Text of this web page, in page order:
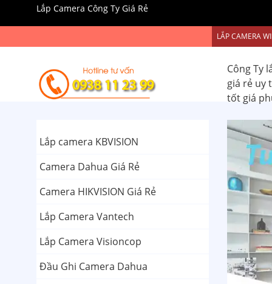
Lắp Camera Công Ty Giá Rẻ
LẮP CAMERA
Công Ty
giá rẻ uy
tốt giá
Lắp camera KBVISION
Camera Dahua Giá Rẻ
Camera HIKVISION Giá Rẻ
Lắp Camera Vantech
Lắp Camera Visioncop
Đầu Ghi Camera Dahua